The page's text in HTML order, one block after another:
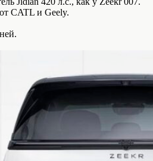
CATL и Geely.